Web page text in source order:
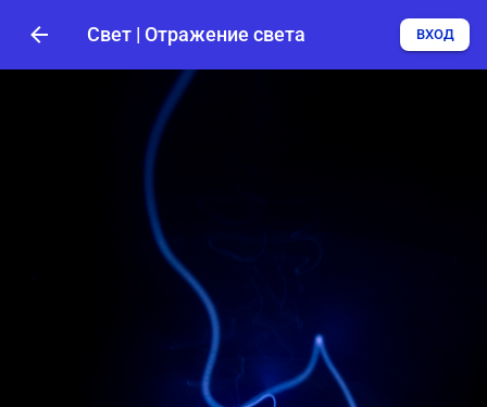
Свет | Отражение света ВХОД